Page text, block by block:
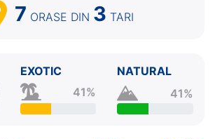
7 ORASE DIN 3 TARI
EXOTIC
41%
NATURAL
41%